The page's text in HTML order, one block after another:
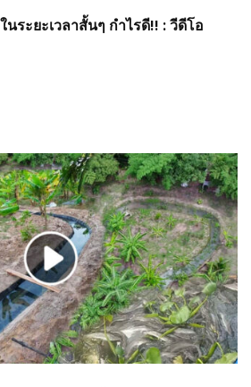
นระยะเวลาสั้นๆ กำไรดี!! : วีดีโอ